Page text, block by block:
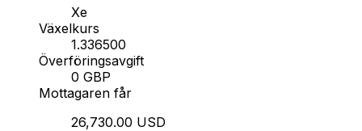
Xe
Växelkurs
1.336500
Överföringsavgift
0 GBP
Mottagaren får
26,730.00 USD